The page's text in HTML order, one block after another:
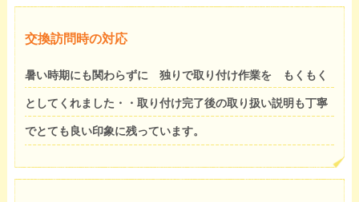
交換訪問時の対応
暑い時期にも関わらずに 独りで取り付け作業を もくもく
としてくれました・・取り付け完了後の取り扱い説明も丁寧
でとても良い印象に残っています。